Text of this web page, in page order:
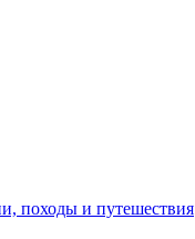
походы и путешествия